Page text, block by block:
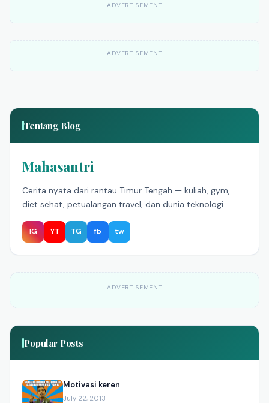
ADVERTISEMENT
ADVERTISEMENT
Tentang Blog
Mahasantri
Cerita nyata dari rantau Timur Tengah — kuliah, gym,
diet sehat, petualangan travel, dan dunia teknologi.
IG YT TG fb tw
ADVERTISEMENT
Popular Posts
Motivasi keren
July 22, 2013